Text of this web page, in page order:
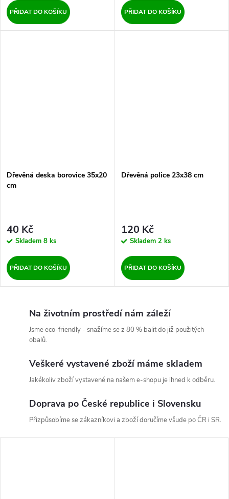
PŘIDAT DO KOŠÍKU PŘIDAT DO KOŠÍKU
Dřevěná deska borovice 35x20
cm
40 Kč
Skladem 8 ks
PŘIDAT DO KOŠÍKU
Dřevěná police 23x38 cm
120 Kč
Skladem 2 ks
PŘIDAT DO KOŠÍKU
Na životním prostředí nám záleží
Jsme eco-friendly - snažíme se z 80 % balit do již použitých
obalů.
Veškeré vystavené zboží máme skladem
Jakékoliv zboží vystavené na našem e-shopu je ihned k odběru.
Doprava po České republice i Slovensku
Přizpůsobíme se zákazníkovi a zboží doručíme všude po ČR i SR.